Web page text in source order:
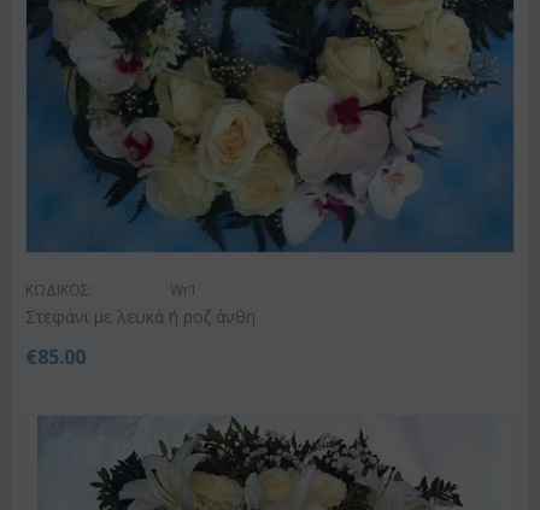
ΚΩΔΙΚΟΣ: Wr1
Στεφάνι με λευκά ή ροζ άνθη
€85.00